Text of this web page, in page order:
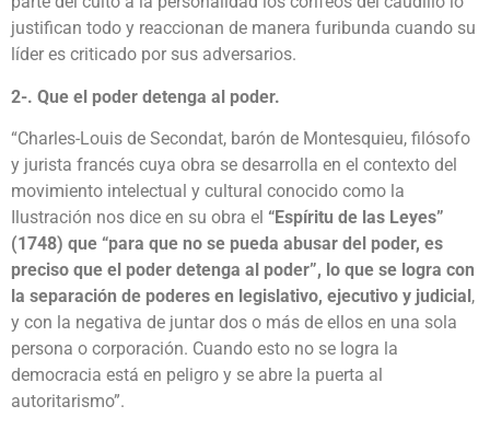
justifican todo y reaccionan de manera furibunda cuando su
líder es criticado por sus adversarios.
2-. Que el poder detenga al poder.
“Charles-Louis de Secondat, barón de Montesquieu, filósofo
y jurista francés cuya obra se desarrolla en el contexto del
movimiento intelectual y cultural conocido como la
Ilustración nos dice en su obra el “Espíritu de las Leyes”
(1748) que “para que no se pueda abusar del poder, es
preciso que el poder detenga al poder”, lo que se logra con
la separación de poderes en legislativo, ejecutivo y judicial,
y con la negativa de juntar dos o más de ellos en una sola
persona o corporación. Cuando esto no se logra la
democracia está en peligro y se abre la puerta al
autoritarismo”.